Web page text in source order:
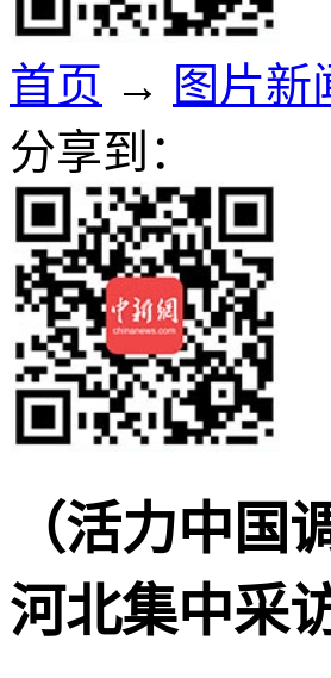
首页 → 图片新
分享到：
（活力中国
河北集中采